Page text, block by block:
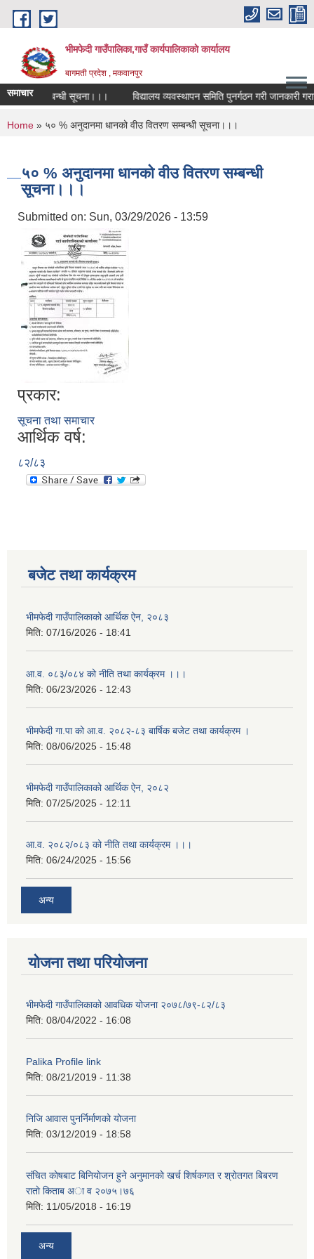
Skip to main content
भीमफेदी गाउँपालिका,गाउँ कार्यपालिकाकाे कार्यालय
बागमती प्रदेश , मकवानपुर
समाचार सम्बन्धी सूचना।।। विद्यालय व्यवस्थापन समिति पुनर्गठन गरी जानकारी
You are here
Home » ५० % अनुदानमा धानको वीउ वितरण सम्बन्धी सूचना।।।
५० % अनुदानमा धानको वीउ वितरण सम्बन्धी
सूचना।।।
Submitted on: Sun, 03/29/2026 - 13:59
प्रकार:
सूचना तथा समाचार
आर्थिक वर्ष:
८२/८३
बजेट तथा कार्यक्रम
भीमफेदी गाउँपालिकाको आर्थिक ऐन, २०८३
मिति: 07/16/2026 - 18:41
आ.व. ०८३/०८४ को नीति तथा कार्यक्रम ।।।
मिति: 06/23/2026 - 12:43
भीमफेदी गा.पा को आ.व. २०८२-८३ बार्षिक बजेट तथा कार्यक्रम ।
मिति: 08/06/2025 - 15:48
भीमफेदी गाउँपालिकाको आर्थिक ऐन, २०८२
मिति: 07/25/2025 - 12:11
आ.व. २०८२/०८३ को नीति तथा कार्यक्रम ।।।
मिति: 06/24/2025 - 15:56
अन्य
योजना तथा परियोजना
भीमफेदी गाउँपालिकाको आवधिक योजना २०७८/७९-८२/८३
मिति: 08/04/2022 - 16:08
Palika Profile link
मिति: 08/21/2019 - 11:38
निजि आवास पुनर्निर्माणको योजना
मिति: 03/12/2019 - 18:58
संचित काेषबाट बिनियाेजन हुने अनुमानकाे खर्च शिर्षकगत र श्राेतगत बिबरण
राताे किताब अा‍ व २‍०७५।७६
मिति: 11/05/2018 - 16:19
अन्य